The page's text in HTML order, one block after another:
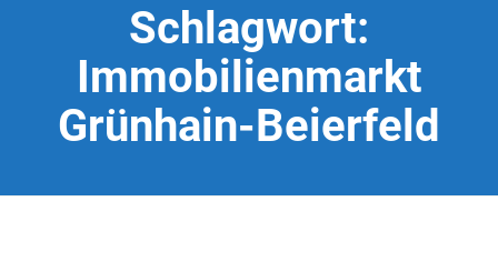
Schlagwort:
Immobilienmarkt
Grünhain-Beierfeld